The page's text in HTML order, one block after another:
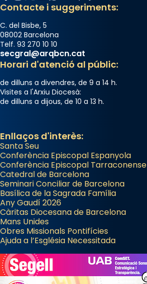
Contacte i suggeriments:
C. del Bisbe, 5
08002 Barcelona
Telf. 93 270 10 10
secgral@arqbcn.cat
Horari d'atenció al públic:
de dilluns a divendres, de 9 a 14 h.
Visites a l'Arxiu Diocesà:
de dilluns a dijous, de 10 a 13 h.
Enllaços d'interès:
Santa Seu
Conferència Episcopal Espanyola
Conferència Episcopal Tarraconense
Catedral de Barcelona
Seminari Conciliar de Barcelona
Basílica de la Sagrada Família
Any Gaudí 2026
Càritas Diocesana de Barcelona
Mans Unides
Obres Missionals Pontifícies
Ajuda a l’Església Necessitada